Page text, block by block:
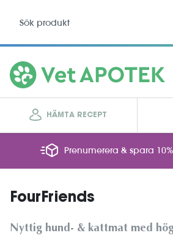
HÄMTA RECEPT
Prenumerera & spara 10%
FourFriends
Nyttig hund- & kattmat med